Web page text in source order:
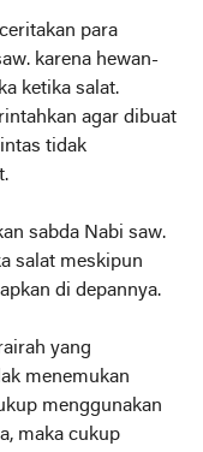
para
karena hewan-
ketika salat.
agar dibuat
tidak
sabda Nabi saw.
salat meskipun
di depannya.
yang
menemukan
menggunakan
maka cukup